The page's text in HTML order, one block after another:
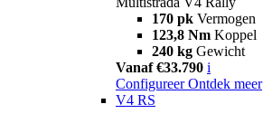
170 pk Vermogen
123,8 Nm Koppel
240 kg Gewicht
Vanaf €33.790 i
Configureer Ontdek meer
V4 RS